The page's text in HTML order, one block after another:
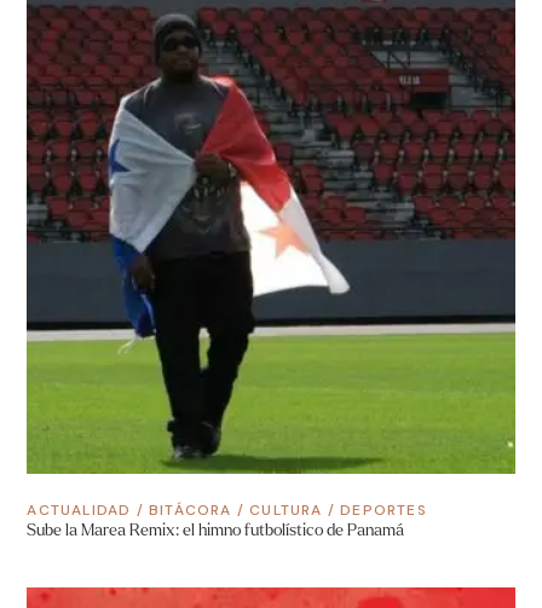
ACTUALIDAD /BITÁCORA /CULTURA /DEPORTES
Sube la Marea Remix: el himno futbolístico de Panamá